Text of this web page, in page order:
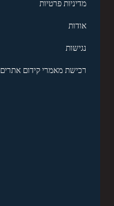
מדיניות פרטיות
אודות
נגישות
רכישת מאמרי קידום אתרים